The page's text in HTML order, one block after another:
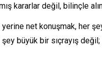
kararlar değil, bilinçle
net konuşmak, her
büyük bir sıçrayış